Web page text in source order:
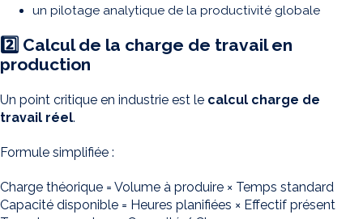
un pilotage analytique de la productivité globale
2️⃣ Calcul de la charge de travail en
production
Un point critique en industrie est le calcul charge de
travail réel.
Formule simplifiée :
Charge théorique = Volume à produire × Temps standard
Capacité disponible = Heures planifiées × Effectif présent